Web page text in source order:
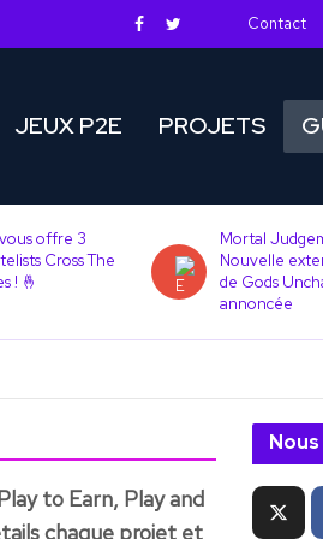
Contact
JEUX P2E PROJETS
offre 3
Cross The
! 🤞
Mortal
Nouvelle
de Gods
annoncée
to Earn, Play and
chaque projet et